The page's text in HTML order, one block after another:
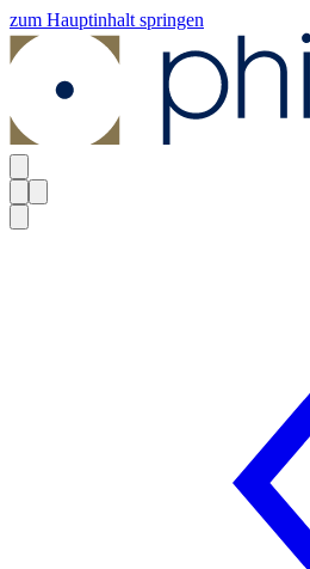
zum Hauptinhalt springen